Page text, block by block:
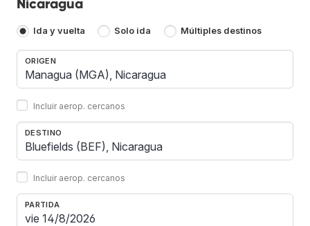
Ida y vuelta Solo ida Múltiples destinos
ORIGEN
Incluir aerop. cercanos
DESTINO
Incluir aerop. cercanos
PARTIDA